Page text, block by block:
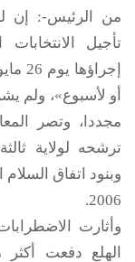
من الرئيس-: إن
تأجيل الانتخابات
أو لأسبوع»، ولم
مجددا، وتصر
ترشحه لولاية
وبنود اتفاق
2006.
وأثارت
الهلع دفعت